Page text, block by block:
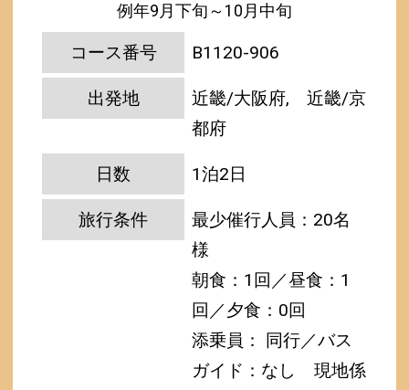
例年9月下旬～10月中旬
コース番号 B1120-906
出発地
近畿/大阪府, 近畿/京
都府
日数 1泊2日
旅行条件
最少催行人員：20名
様
朝食：1回／昼食：1
回／夕食：0回
添乗員： 同行／バス
ガイド：なし
現地係